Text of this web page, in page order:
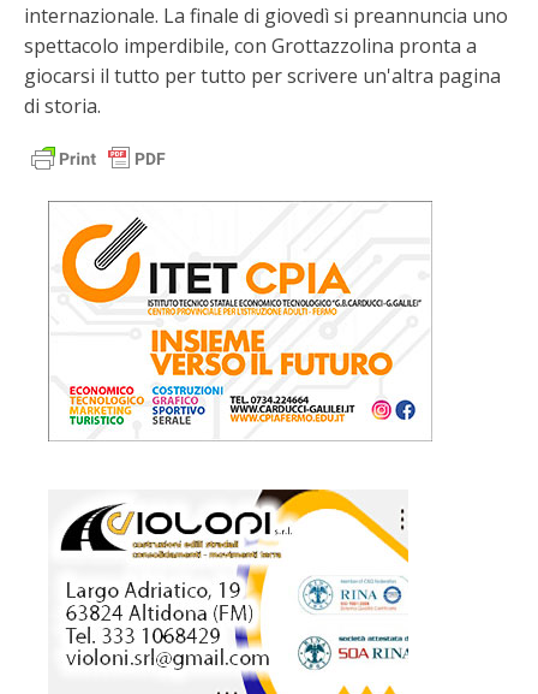
internazionale. La finale di giovedì si preannuncia uno
spettacolo imperdibile, con Grottazzolina pronta a
giocarsi il tutto per tutto per scrivere un'altra pagina
di storia.